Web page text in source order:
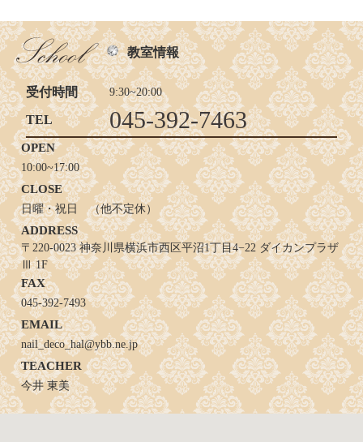
教室情報
受付時間 9:30~20:00
TEL 045-392-7463
OPEN
10:00~17:00
CLOSE
日曜・祝日 （他不定休）
ADDRESS
〒220-0023 神奈川県横浜市西区平沼1丁目4−22 ダイカンプラザ
Ⅲ 1F
FAX
045-392-7493
EMAIL
nail_deco_hal@ybb.ne.jp
TEACHER
今井 東美